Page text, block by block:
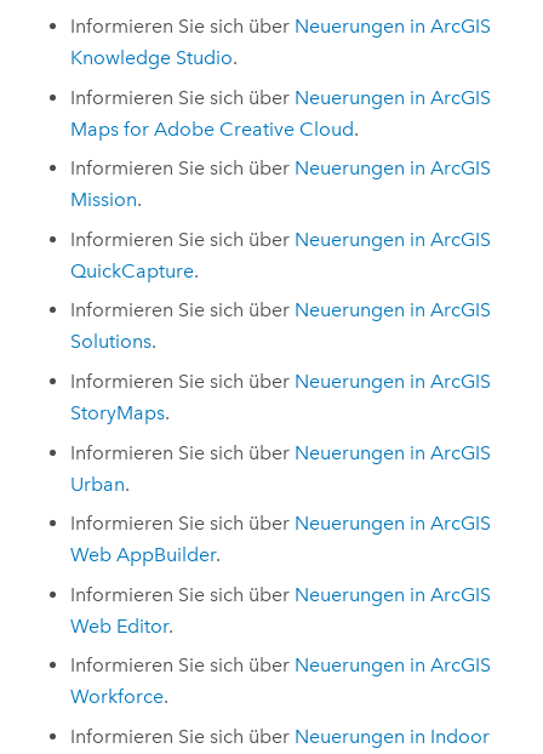
Informieren Sie sich über Neuerungen inArcGIS
Knowledge Studio.
Informieren Sie sich über Neuerungen inArcGIS
Maps for Adobe Creative Cloud.
Informieren Sie sich über Neuerungen inArcGIS
Mission.
Informieren Sie sich über Neuerungen inArcGIS
QuickCapture.
Informieren Sie sich über Neuerungen inArcGIS
Solutions.
Informieren Sie sich über Neuerungen inArcGIS
StoryMaps.
Informieren Sie sich über Neuerungen inArcGIS
Urban.
Informieren Sie sich über Neuerungen inArcGIS
Web AppBuilder.
Informieren Sie sich über Neuerungen inArcGIS
Web Editor.
Informieren Sie sich über Neuerungen inArcGIS
Workforce.
Informieren Sie sich über Neuerungen in Indoor